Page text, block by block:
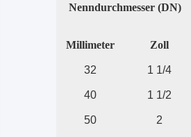
Nenndurchmesser (DN)
Millimeter Zoll
32 1 1/4
40 1 1/2
50 2